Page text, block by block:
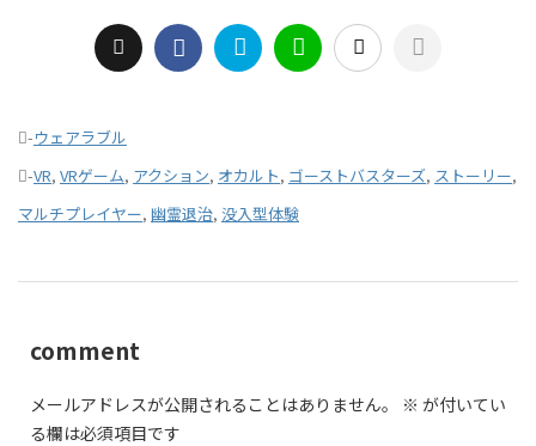
-ウェアラブル
-VR, VRゲーム, アクション, オカルト, ゴーストバスターズ, ストーリー,
マルチプレイヤー, 幽霊退治, 没入型体験
comment
メールアドレスが公開されることはありません。 ※ が付いてい
る欄は必須項目です